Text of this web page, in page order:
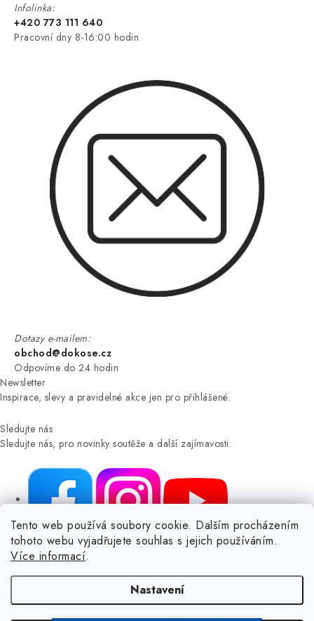
Tento web používá soubory cookie. Dalším procházením
tohoto webu vyjadřujete souhlas s jejich používáním.
Více informací.
Nastavení
Infolinka:
+420 773 111 640
Pracovní dny 8-16:00 hodin
Dotazy e-mailem:
obchod@dokose.cz
Odpovíme do 24 hodin
Newsletter
Inspirace, slevy a pravidelné akce jen pro přihlášené.
Sledujte nás
Sledujte nás, pro novinky soutěže a další zajímavosti.
NIKARO, s.r.o.
- Dokoše.cz, Veselka 48, 259 01 Olbramovice -
Votice, ČESKÁ REPUBLIKA
Podle zákona o evidenci tržeb je prodávající povinen vystavit
Zároveň je povinen zaevidovat přijatou tržbu u správce daně online; v